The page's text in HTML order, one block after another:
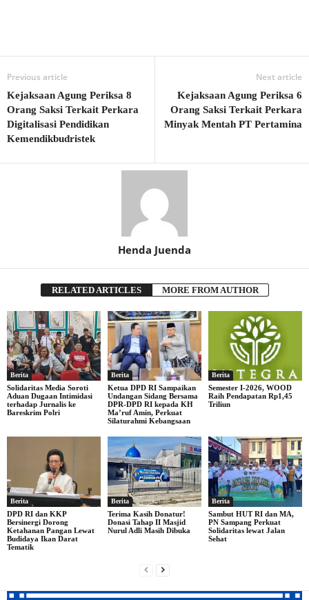
Previous article
Kejaksaan Agung Periksa 8
Orang Saksi Terkait Perkara
Digitalisasi Pendidikan
Kemendikbudristek
Next article
Kejaksaan Agung Periksa 6
Orang Saksi Terkait Perkara
Minyak Mentah PT Pertamina
Henda Juenda
RELATED ARTICLES MORE FROM AUTHOR
Berita
Solidaritas Media Soroti
Aduan Dugaan Intimidasi
terhadap Jurnalis ke
Bareskrim Polri
Berita
Ketua DPD RI Sampaikan
Undangan Sidang Bersama
DPR-DPD RI kepada KH
Ma’ruf Amin, Perkuat
Silaturahmi Kebangsaan
Berita
Semester I-2026, WOOD
Raih Pendapatan Rp1,45
Triliun
Berita
DPD RI dan KKP
Bersinergi Dorong
Ketahanan Pangan Lewat
Budidaya Ikan Darat
Tematik
Berita
Terima Kasih Donatur!
Donasi Tahap II Masjid
Nurul Adli Masih Dibuka
Berita
Sambut HUT RI dan MA,
PN Sampang Perkuat
Solidaritas lewat Jalan
Sehat